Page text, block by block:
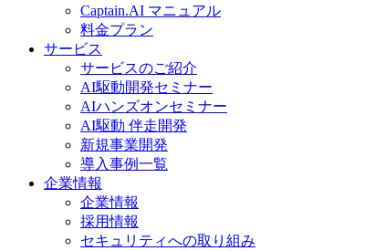
Captain.AI マニュアル
料金プラン
サービス
サービスのご紹介
AI駆動開発セミナー
AIハンズオンセミナー
AI駆動 伴走開発
新規事業開発
導入事例一覧
企業情報
企業情報
採用情報
セキュリティへの取り組み